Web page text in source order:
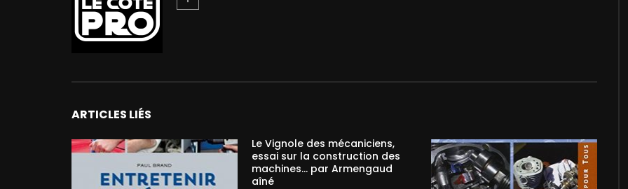
ARTICLES LIÉS
Le Vignole des mécaniciens,
essai sur la construction des
machines… par Armengaud
aîné